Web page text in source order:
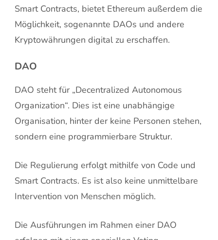
Smart Contracts, bietet Ethereum außerdem die
Möglichkeit, sogenannte DAOs und andere
Kryptowährungen digital zu erschaffen.
DAO
DAO steht für „Decentralized Autonomous
Organization“. Dies ist eine unabhängige
Organisation, hinter der keine Personen stehen,
sondern eine programmierbare Struktur.
Die Regulierung erfolgt mithilfe von Code und
Smart Contracts. Es ist also keine unmittelbare
Intervention von Menschen möglich.
Die Ausführungen im Rahmen einer DAO